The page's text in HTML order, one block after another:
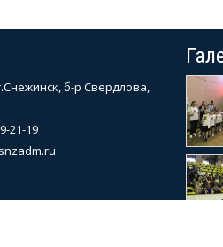
б-р Свердлова,
21-19